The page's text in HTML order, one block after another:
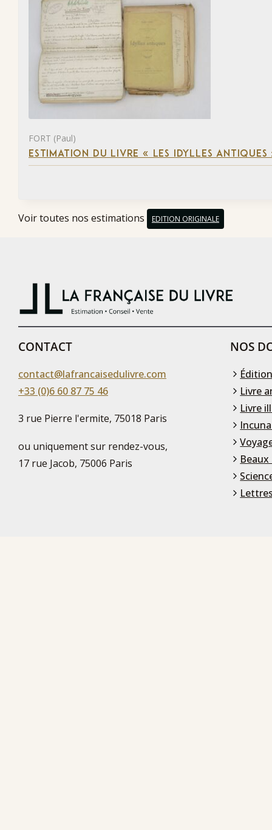
FORT (Paul)
ESTIMATION DU LIVRE « LES IDYLLES
Voir toutes nos estimations EDITION ORIGINALE
CONTACT
contact@lafrancaisedulivre.com
+33 (0)6 60 87 75 46
3 rue Pierre l'ermite, 75018 Paris
ou uniquement sur rendez-vous,
17 rue Jacob, 75006 Paris
NOS
Livre
Livre